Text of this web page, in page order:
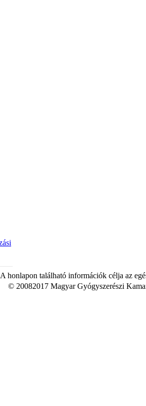
A honlapon található információk célja az
© 20082017 Magyar Gyógyszerészi